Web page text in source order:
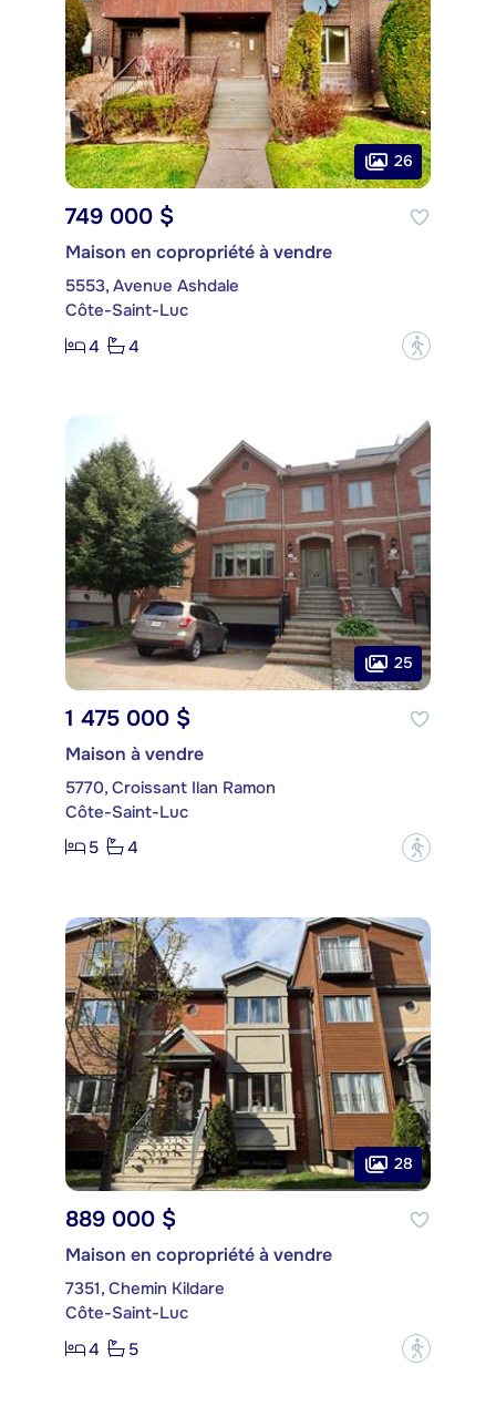
26
749 000 $
Maison en copropriété à vendre
5553, Avenue Ashdale
Côte-Saint-Luc
4
4 ?
25
1 475 000 $
Maison à vendre
5770, Croissant Ilan Ramon
Côte-Saint-Luc
5
4 ?
28
889 000 $
Maison en copropriété à vendre
7351, Chemin Kildare
Côte-Saint-Luc
4
5 ?